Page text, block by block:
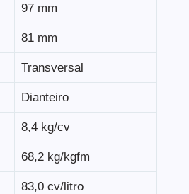
97 mm
81 mm
Transversal
Dianteiro
8,4 kg/cv
68,2 kg/kgfm
83,0 cv/litro